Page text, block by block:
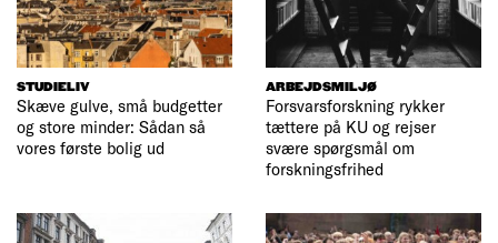
STUDIELIV
Skæve gulve, små budgetter
og store minder: Sådan så
vores første bolig ud
ARBEJDSMILJØ
Forsvarsforskning rykker
tættere på KU og rejser
svære spørgsmål om
forskningsfrihed